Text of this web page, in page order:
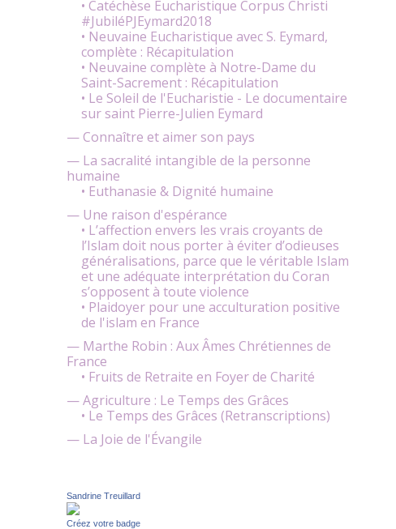
• Catéchèse Eucharistique Corpus Christi
#JubiléPJEymard2018
• Neuvaine Eucharistique avec S. Eymard,
complète : Récapitulation
• Neuvaine complète à Notre-Dame du
Saint-Sacrement : Récapitulation
• Le Soleil de l'Eucharistie - Le documentaire
sur saint Pierre-Julien Eymard
— Connaître et aimer son pays
— La sacralité intangible de la personne
humaine
• Euthanasie & Dignité humaine
— Une raison d'espérance
• L’affection envers les vrais croyants de
l’Islam doit nous porter à éviter d’odieuses
généralisations, parce que le véritable Islam
et une adéquate interprétation du Coran
s’opposent à toute violence
• Plaidoyer pour une acculturation positive
de l'islam en France
— Marthe Robin : Aux Âmes Chrétiennes de
France
• Fruits de Retraite en Foyer de Charité
— Agriculture : Le Temps des Grâces
• Le Temps des Grâces (Retranscriptions)
— La Joie de l'Évangile
Sandrine Treuillard
Créez votre badge